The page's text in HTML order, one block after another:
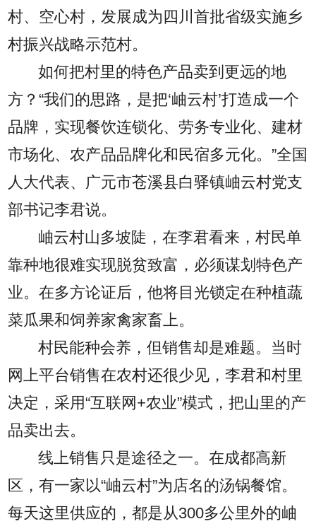
村、空心村，发展成为四川首批省级实施乡
村振兴战略示范村。
如何把村里的特色产品卖到更远的地
方？“我们的思路，是把‘岫云村’打造成一个
品牌，实现餐饮连锁化、劳务专业化、建材
市场化、农产品品牌化和民宿多元化。”全国
人大代表、广元市苍溪县白驿镇岫云村党支
部书记李君说。
岫云村山多坡陡，在李君看来，村民单
靠种地很难实现脱贫致富，必须谋划特色产
业。在多方论证后，他将目光锁定在种植蔬
菜瓜果和饲养家禽家畜上。
村民能种会养，但销售却是难题。当时
网上平台销售在农村还很少见，李君和村里
决定，采用“互联网+农业”模式，把山里的产
品卖出去。
线上销售只是途径之一。在成都高新
区，有一家以“岫云村”为店名的汤锅餐馆。
每天这里供应的，都是从300多公里外的岫